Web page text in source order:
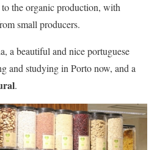
the organic production, with
small producers.
a beautiful and nice portuguese
and studying in Porto now, and a
.